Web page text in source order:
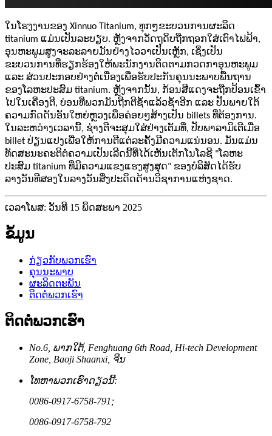
ໃນໂຮງງານຂອງ Xinnuo Titanium, ທຸກໆຂະບວນການຜະລິດ
titanium ແມ່ນເປັນລະບຽບ. ຫຼັງຈາກວັດຖຸດິບຖືກຖອກໃສ່ເຕົາໄຟຟ້າ,
ອຸນຫະພູມສູງຈະລະລາຍມັນຢ່າງໄວວາເປັນເຫຼັກ, ເຊິ່ງເປັນ
ຂະບວນການທີ່ຮຽກຮ້ອງໃຫ້ພະນັກງານຕິດຕາມກວດກາອຸນຫະພູມ
ແລະ ສ່ວນປະກອບຢ່າງຕໍ່ເນື່ອງເພື່ອຮັບປະກັນຄຸນນະພາບພື້ນຖານ
ຂອງໂລຫະປະສົມ titanium. ຫຼັງຈາກນັ້ນ, ກ້ອນສີແດງຈະຖືກປ້ອນເຂົ້າ
ໄປໃນເຄື່ອງຕີ, ບ່ອນທີ່ພວກມັນຖືກຕີຊ້ຳແລ້ວຊ້ຳອີກ ແລະ ປັ້ນພາຍໃຕ້
ຄວາມກົດດັນອັນໃຫຍ່ຫຼວງເພື່ອຄ່ອຍໆສ້າງເປັນ billets ທີ່ຕ້ອງການ.
ໃນລະຫວ່າງເວລານີ້, ຊ່າງຕີຈະສຸມໃສ່ຢ່າງເຕັມທີ່, ປັບພາລາມິເຕີເມື່ອ
billet ປ່ຽນແປງເພື່ອໃຫ້ການຕີແຕ່ລະຄັ້ງມີຄວາມແນ່ນອນ. ມັນແມ່ນ
ທັດສະນະຄະຕິຕໍ່ຄວາມເປັນເລີດນີ້ທີ່ໄດ້ເຫັນເຕັກໂນໂລຊີ "ໂລຫະ
ປະສົມ titanium ທີ່ມີຄວາມແຂງແຮງສູງສຸດ" ຂອງບໍລິສັດໄດ້ຮັບ
ລາງວັນທີສອງໃນລາງວັນສິ່ງປະດິດດ້ານວິຊາການແຫ່ງຊາດ.
ເວລາໂພສ: ວັນທີ 15 ພຶດສະພາ 2025
ຂໍ້ມູນ
ກ່ຽວກັບພວກເຮົາ
ຄຸນນະພາບ
ຜະລິດຕະພັນ
ຕິດຕໍ່ພວກເຮົາ
ຕິດຕໍ່ພວກເຮົາ
No.6, ພາກ​ໃຕ້, Fenghuang 6th Road, Hi-tech Development
Zone, Baoji Shaanxi, ຈີນ
ໂທຫາພວກເຮົາດຽວນີ້:
0086-0917-6758-791;
0086-0917-6758-792